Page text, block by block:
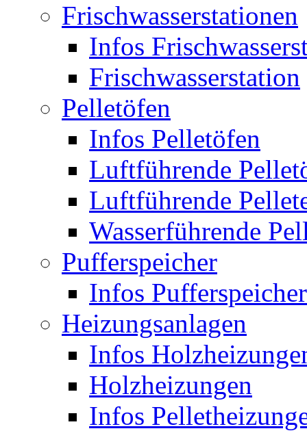
Frischwasserstationen
Infos
Frischwasserstation
Pelletöfen
Infos Pelletöfen
Luftführende
Luftführende
Wasserführende
Pufferspeicher
Infos Pufferspeicher
Heizungsanlagen
Infos
Holzheizungen
Infos